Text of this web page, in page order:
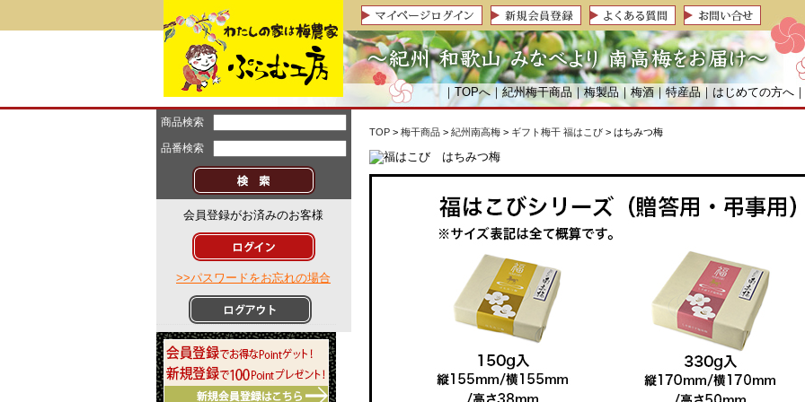
｜TOPへ｜紀州梅干商品 ｜梅製品｜ 梅酒｜ 特産品｜ はじめての方へ ｜
商品検索
品番検索
会員登録がお済みのお客様
>>パスワードをお忘れの場合
TOP> 梅干商品> 紀州南高梅> ギフト梅干 福はこび> はちみつ梅